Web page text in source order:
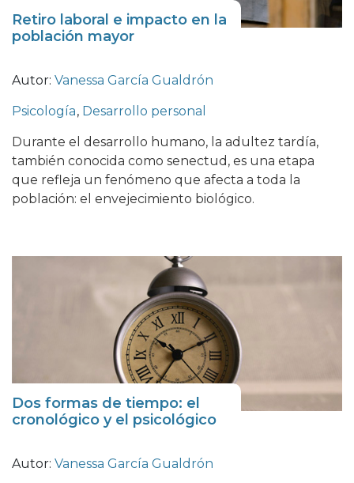
Retiro laboral e impacto en la
población mayor
Autor: Vanessa García Gualdrón
Psicología, Desarrollo personal
Durante el desarrollo humano, la adultez tardía,
también conocida como senectud, es una etapa
que refleja un fenómeno que afecta a toda la
población: el envejecimiento biológico.
Dos formas de tiempo: el
cronológico y el psicológico
Autor: Vanessa García Gualdrón